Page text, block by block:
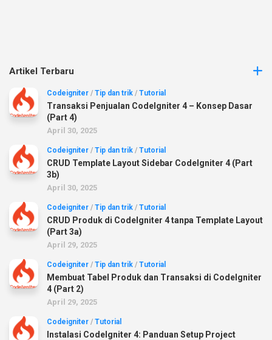
Artikel Terbaru
Codeigniter / Tip dan trik / Tutorial
Transaksi Penjualan CodeIgniter 4 – Konsep Dasar
(Part 4)
April 30, 2025
Codeigniter / Tip dan trik / Tutorial
CRUD Template Layout Sidebar CodeIgniter 4 (Part
3b)
April 30, 2025
Codeigniter / Tip dan trik / Tutorial
CRUD Produk di CodeIgniter 4 tanpa Template Layout
(Part 3a)
April 29, 2025
Codeigniter / Tip dan trik / Tutorial
Membuat Tabel Produk dan Transaksi di CodeIgniter
4 (Part 2)
April 29, 2025
Codeigniter / Tutorial
Instalasi CodeIgniter 4: Panduan Setup Project